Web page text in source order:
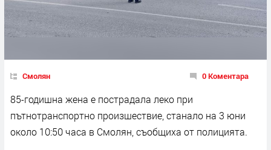
Смолян 0 Коментара
85-годишна жена е пострадала леко при
пътнотранспортно произшествие, станало на 3 юни
около 10:50 часа в Смолян, съобщиха от полицията.